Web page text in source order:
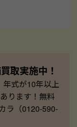
取実施中！
式が10年以上
ります！無料
ラ（0120-590-